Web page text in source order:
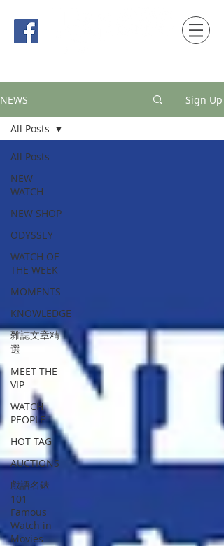
NEWS Sign Up
All Posts
NEW
WATCH
NEW SHOP
ODYSSEY
WATCH OF
THE WEEK
MOMENTS
KNOWLEDGE
雜誌文章精
選
MEET THE
VIP
WATCH
PEOPLE
HOT TAG
AUCTIONS
戲語名錶
101
Famous
Watch in
Movies
All Posts